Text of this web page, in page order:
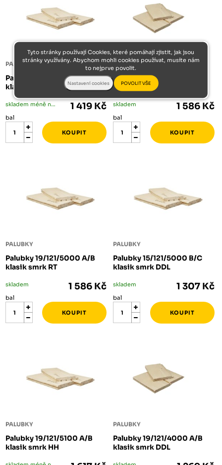
PALUBKY
Palubky 19/121/5000 A/C
klasik smrk RT
skladem méně než 5 bal 1 419 Kč
bal
PALUBKY
Palubky 19/121/5000 A/B
klasik smrk DDL
skladem 1 586 Kč
bal
PALUBKY
Palubky 19/121/5000 A/B
klasik smrk RT
skladem 1 586 Kč
bal
PALUBKY
Palubky 15/121/5000 B/C
klasik smrk DDL
skladem 1 307 Kč
bal
PALUBKY
Palubky 19/121/5100 A/B
klasik smrk HH
PALUBKY
Palubky 19/121/4000 A/B
klasik smrk DDL
Tyto stránky používají Cookies, které pomáhají zjistit, jak jsou
stránky využívány. Abychom mohli cookies používat, musíte nám
to nejprve povolit.